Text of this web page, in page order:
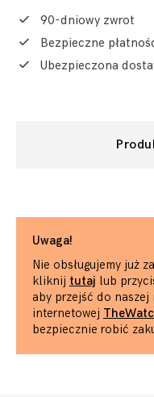
90-dniowy zwrot
Bezpieczne
Ubezpieczona
Uwaga!
Nie obsługujemy już
kliknij tutaj lub
aby przejść do
internetowej
bezpiecznie robić